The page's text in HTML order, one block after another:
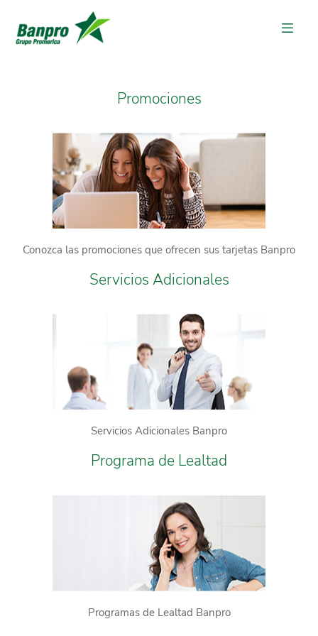
Promociones
Conozca las promociones que ofrecen sus tarjetas Banpro
Servicios Adicionales
Servicios Adicionales Banpro
Programa de Lealtad
Programas de Lealtad Banpro